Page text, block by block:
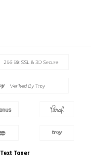
Text Toner